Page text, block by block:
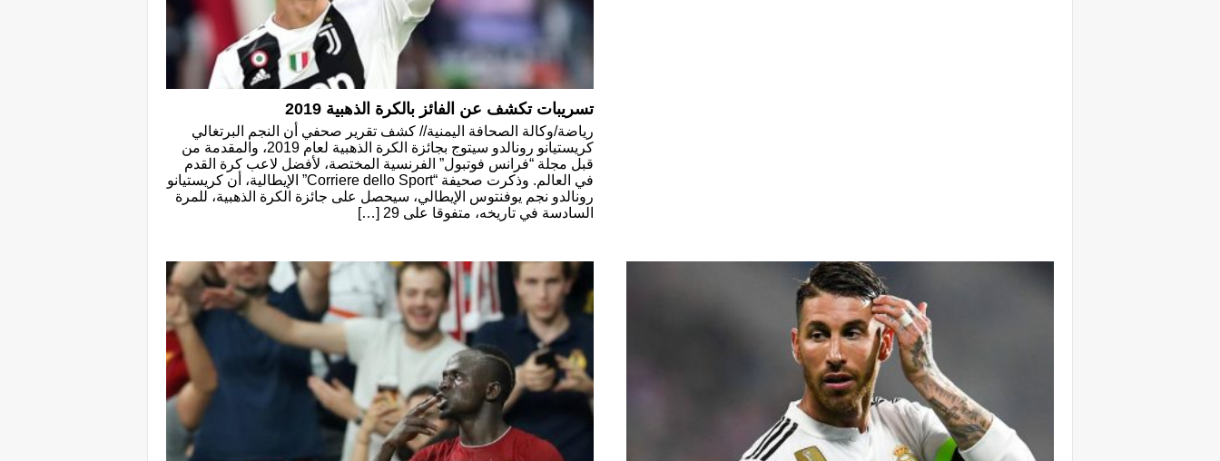
تسريبات تكشف عن الفائز بالكرة الذهبية 2019
رياضة/وكالة الصحافة اليمنية// كشف تقرير صحفي أن النجم البرتغالي
كريستيانو رونالدو سيتوج بجائزة الكرة الذهبية لعام 2019، والمقدمة من
قبل مجلة “فرانس فوتبول” الفرنسية المختصة، لأفضل لاعب كرة القدم
في العالم. وذكرت صحيفة “Corriere dello Sport” الإيطالية، أن كريستيانو
رونالدو نجم يوفنتوس الإيطالي، سيحصل على جائزة الكرة الذهبية، للمرة
السادسة في تاريخه، متفوقا على 29 […]